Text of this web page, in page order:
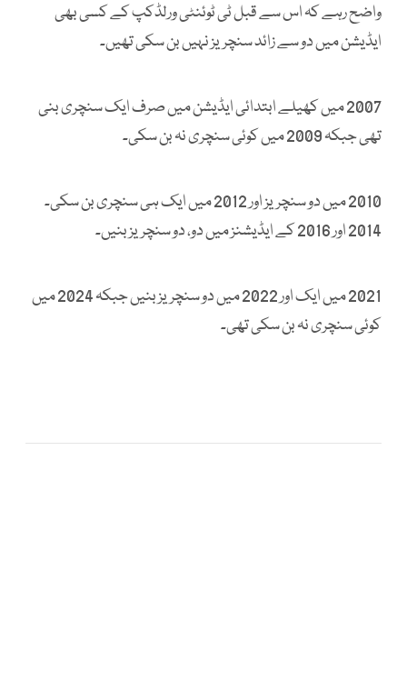
واضح رہے کہ اس سے قبل ٹی ٹوئنٹی ورلڈکپ کے کسی بھی
ایڈیشن میں دو سے زائد سنچریز نہیں بن سکی تھیں۔
2007 میں کھیلے ابتدائی ایڈیشن میں صرف ایک سنچری بنی
تھی جبکہ 2009 میں کوئی سنچری نہ بن سکی۔
2010 میں دو سنچریز اور 2012 میں ایک ہی سنچری بن سکی۔
2014 اور 2016 کے ایڈیشنز میں دو، دو سنچریز بنیں۔
2021 میں ایک اور 2022 میں دو سنچریز بنیں جبکہ 2024 میں
کوئی سنچری نہ بن سکی تھی۔